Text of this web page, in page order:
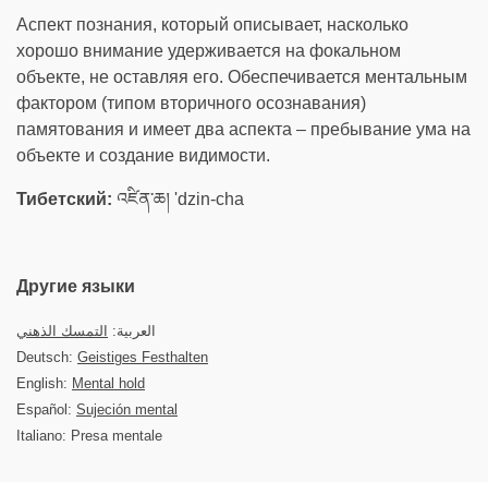
Аспект познания, который описывает, насколько
хорошо внимание удерживается на фокальном
объекте, не оставляя его. Обеспечивается ментальным
фактором (типом вторичного осознавания)
памятования и имеет два аспекта – пребывание ума на
объекте и создание видимости.
Тибетский: འཛིན་ཆ། 'dzin-cha
Другие языки
العربية:
التمسك الذهني
Deutsch: Geistiges Festhalten
English: Mental hold
Español: Sujeción mental
Italiano: Presa mentale